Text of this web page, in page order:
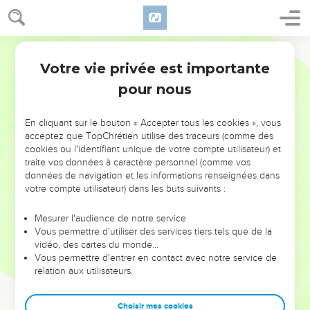
NE MANQUEZ PAS L’ÉVÉNEMENT
DE L’ANNÉE !
ET SI LEURS ERREURS POUVAIENT VOUS ÉVITER LES
VOTRES ?
leur foi ou leur vision. Mais on voit moins les doutes, les erreurs
et les saisons difficiles qu'ils ont traversés, alors même que ce
sont elles qui les ont façonnés.
Dans cette conférence, leaders, entrepreneurs, et responsables
clés pour avancer avec plus de sagesse afin que leurs erreurs
Votre vie privée est importante
pour nous
En cliquant sur le bouton « Accepter tous les cookies », vous
acceptez que TopChrétien utilise des traceurs (comme des
cookies ou l'identifiant unique de votre compte utilisateur) et
traite vos données à caractère personnel (comme vos
données de navigation et les informations renseignées dans
votre compte utilisateur) dans les buts suivants :
Mesurer l'audience de notre service
Vous permettre d'utiliser des services tiers tels que de la
vidéo, des cartes du monde…
Vous permettre d'entrer en contact avec notre service de
relation aux utilisateurs.
Choisir mes cookies